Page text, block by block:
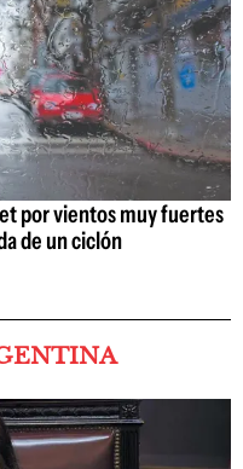
por vientos muy fuertes
de un ciclón